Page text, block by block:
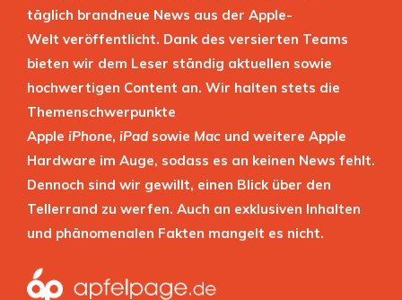
täglich brandneue News aus der Apple-
Welt veröffentlicht. Dank des versierten Teams
bieten wir dem Leser ständig aktuellen sowie
hochwertigen Content an. Wir halten stets die
Themenschwerpunkte
Apple iPhone, iPad sowie Mac und weitere Apple
Hardware im Auge, sodass es an keinen News fehlt.
Dennoch sind wir gewillt, einen Blick über den
Tellerrand zu werfen. Auch an exklusiven Inhalten
und phänomenalen Fakten mangelt es nicht.